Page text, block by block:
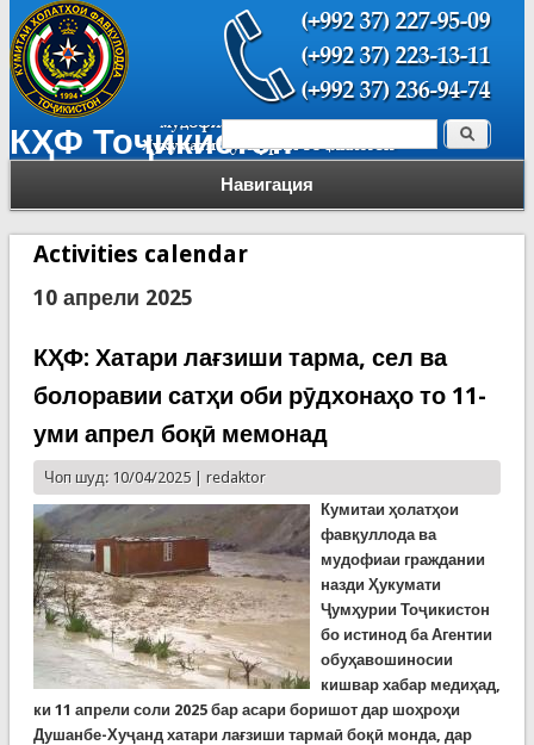
КҲФ Тоҷикистон
Навигация
Форма поиска Поиск
Activities calendar
10 апрели 2025
КҲФ: Хатари лағзиши тарма, сел ва
болоравии сатҳи оби рӯдхонаҳо то 11-
уми апрел боқӣ мемонад
Чоп шуд: 10/04/2025 | redaktor
Кумитаи ҳолатҳои
фавқуллода ва
мудофиаи граждании
назди Ҳукумати
Ҷумҳурии Тоҷикистон
бо истинод ба Агентии
обуҳавошиносии
кишвар хабар медиҳад,
ки 11 апрели соли 2025 бар асари боришот дар шоҳроҳи
Душанбе-Хуҷанд хатари лағзиши тармаӣ боқӣ монда, дар